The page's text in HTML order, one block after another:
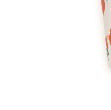
ミュージカル・コンサ
おたのしみコンテン